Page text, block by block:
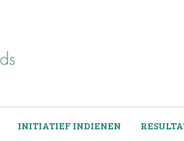
INITIATIEF INDIENEN